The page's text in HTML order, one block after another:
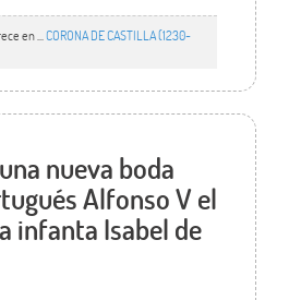
en ... CORONA DE CASTILLA (1230-
nueva boda
Alfonso V el
infanta Isabel de